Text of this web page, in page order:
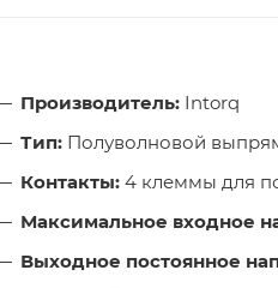
Производитель: Intorq
Тип: Полуволновой
Контакты: 4 клеммы для
Максимальное входное
Выходное постоянное